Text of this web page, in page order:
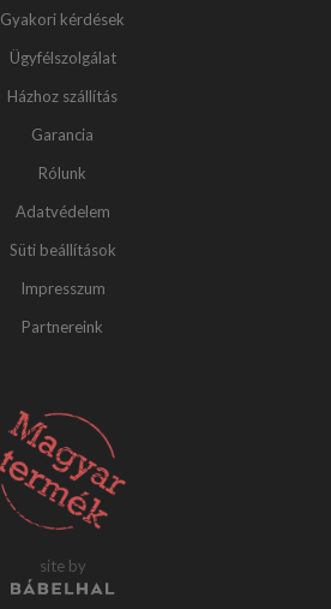
Gyakori kérdések
Ügyfélszolgálat
Házhoz szállítás
Garancia
Rólunk
Adatvédelem
Süti beállítások
Impresszum
Partnereink
site by